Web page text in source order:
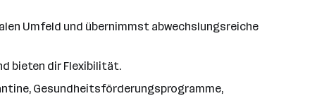
Umfeld und übernimmst abwechslungsreiche
bieten dir Flexibilität.
Gesundheitsförderungsprogramme,